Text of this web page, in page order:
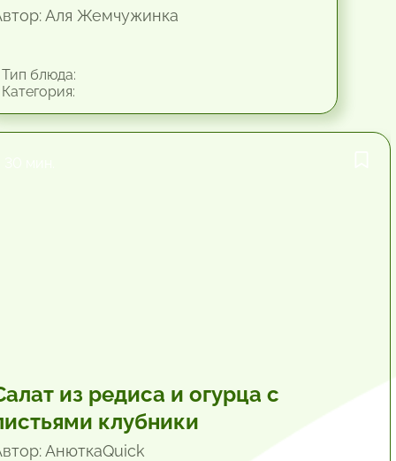
Аля Жемчужинка
блюда:
из редиса и огурца с
клубники
АнюткаQuiсk